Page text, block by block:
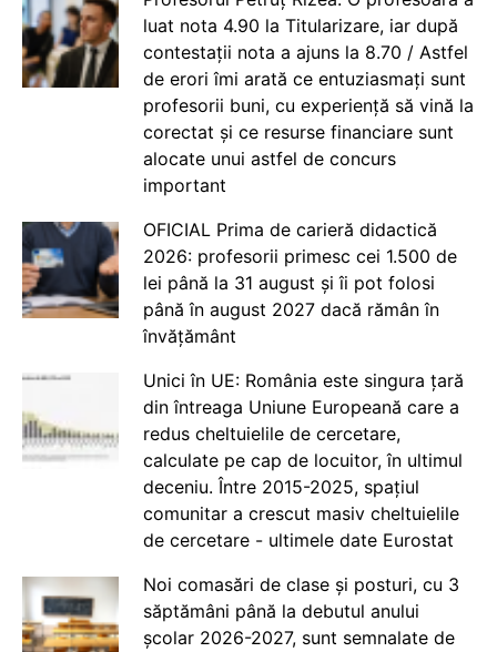
luat nota 4.90 la Titularizare, iar după
contestații nota a ajuns la 8.70 / Astfel
de erori îmi arată ce entuziasmați sunt
profesorii buni, cu experiență să vină la
corectat și ce resurse financiare sunt
alocate unui astfel de concurs
important
OFICIAL Prima de carieră didactică
2026: profesorii primesc cei 1.500 de
lei până la 31 august și îi pot folosi
până în august 2027 dacă rămân în
învățământ
Unici în UE: România este singura țară
din întreaga Uniune Europeană care a
redus cheltuielile de cercetare,
calculate pe cap de locuitor, în ultimul
deceniu. Între 2015-2025, spațiul
comunitar a crescut masiv cheltuielile
de cercetare - ultimele date Eurostat
Noi comasări de clase și posturi, cu 3
săptămâni până la debutul anului
școlar 2026-2027, sunt semnalate de